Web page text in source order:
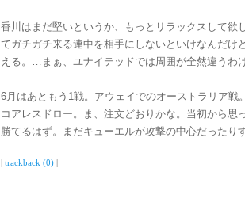
香川はまだ堅いというか、もっとリラックスして欲
てガチガチ来る連中を相手にしないといけなんだけ
える。…まぁ、ユナイテッドでは周囲が全然違うわけ
6月はあともう1戦。アウェイでのオーストラリア
コアレスドロー。ま、注文どおりかな。当初から
勝てるはず。まだキューエルが攻撃の中心だったり
| trackback (0) |